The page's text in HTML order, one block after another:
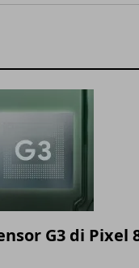
G3 di Pixel